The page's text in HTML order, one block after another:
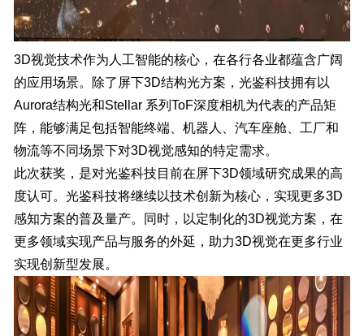
3D视觉技术作为人工智能的核心，在各行各业都蕴含广阔
的应用场景。除了屏下3D结构光方案， 光鉴科技拥有以
Aurora结构光和Stellar 系列ToF深度相机为代表的产品矩
阵，能够满足包括智能终端、机器人、汽车座舱、工厂和
物流等不同场景下对3D视觉感知的特定需求。
此次获奖，是对光鉴科技目前在屏下3D领域研究成果的高
度认可。光鉴科技将继续以技术创新为核心，实现更多3D
感知方案的普及量产。同时，以定制化的3D视觉方案，在
更多领域实现产品与服务的外延，助力3D视觉在更多行业
实现创新型发展。